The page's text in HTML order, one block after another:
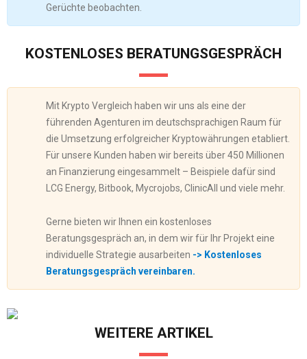
Gerüchte beobachten.
KOSTENLOSES BERATUNGSGESPRÄCH
Mit Krypto Vergleich haben wir uns als eine der
führenden Agenturen im deutschsprachigen Raum für
die Umsetzung erfolgreicher Kryptowährungen etabliert.
Für unsere Kunden haben wir bereits über 450 Millionen
an Finanzierung eingesammelt – Beispiele dafür sind
LCG Energy, Bitbook, Mycrojobs, ClinicAll und viele mehr.
Gerne bieten wir Ihnen ein kostenloses
Beratungsgespräch an, in dem wir für Ihr Projekt eine
individuelle Strategie ausarbeiten -> Kostenloses
Beratungsgespräch vereinbaren.
WEITERE ARTIKEL